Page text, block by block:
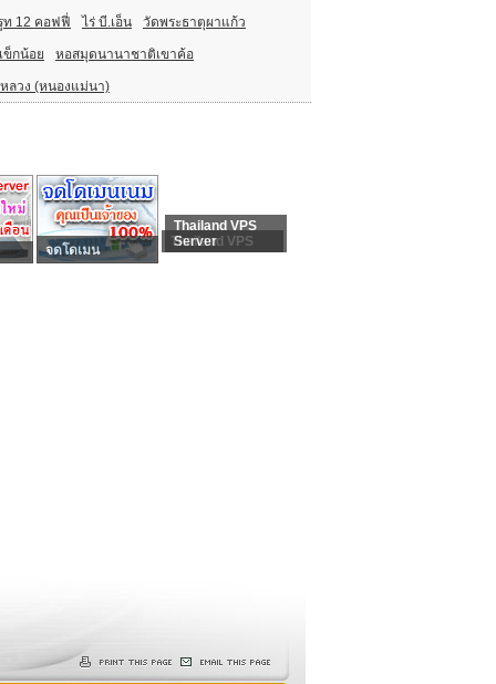
ท 12 คอฟฟี่ ไร่ บี.เอ็น วัดพระธาตุผาแก้ว
กน้อย หอสมุดนานาชาติเขาค้อ
ลวง (หนองแม่นา)
จดโดเมน
Thailand VPS
Thailand VPS
Server